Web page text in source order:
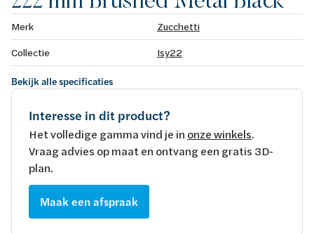
Merk
Zucchetti
Collectie
Isy22
Bekijk alle specificaties
Interesse in dit product?
Het volledige gamma vind je in onze winkels.
Vraag advies op maat en ontvang een gratis 3D-
plan.
Maak een afspraak